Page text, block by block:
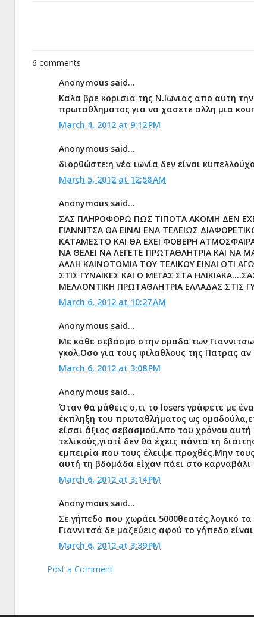
6 comments
Anonymous said...
Καλα βρε κορισια της Ν.Ιωνιας απο αυτη
πρωταθληματος για να χασετε αλλη μια
March 4, 2012 at 9:12 PM
Anonymous said...
διορθώστε:η νέα ιωνία δεν είναι
March 5, 2012 at 12:58 AM
Anonymous said...
ΣΑΣ ΠΛΗΡΟΦΟΡΩ ΠΩΣ ΤΙΠΟΤΑ ΑΚΟΜΗ ΔΕΝ
ΓΙΑΝΝΙΤΣΑ ΘΑ ΕΙΝΑΙ ΕΝΑ ΤΕΛΕΙΩΣ
ΚΑΤΑΜΕΣΤΟ ΚΑΙ ΘΑ ΕΧΕΙ ΦΟΒΕΡΗ
ΝΑ ΘΕΛΕΙ ΝΑ ΛΕΓΕΤΕ ΠΡΩΤΑΘΛΗΤΡΙΑ ΚΑΙ ΝΑ
ΑΛΛΗ ΚΑΙΝΟΤΟΜΙΑ ΤΟΥ ΤΕΛΙΚΟΥ ΕΙΝΑΙ ΟΤΙ
ΣΤΙΣ ΓΥΝΑΙΚΕΣ ΚΑΙ Ο ΜΕΓΑΣ ΣΤΑ
ΜΕΛΛΟΝΤΙΚΗ ΠΡΩΤΑΘΛΗΤΡΙΑ ΕΛΛΑΔΑΣ ΣΤΙΣ
March 6, 2012 at 10:27 AM
Anonymous said...
Με καθε σεβασμο στην ομαδα των
γκολ.Οσο για τους φιλαθλους της Πατρας αν
March 6, 2012 at 3:08 PM
Anonymous said...
Όταν θα μάθεις ο,τι το losers γράφετε με
έκπληξη του πρωταθλήματος ως
είσαι άξιος σεβασμού.Απο του χρόνου
τελικούς,γιατί δεν θα έχεις πάντα τη
εμπειρία που τους έλειψε προχθές.Μην
αυτή τη βδομάδα είχαν πάει στο καρναβάλι
March 6, 2012 at 3:14 PM
Anonymous said...
Σε γήπεδο που χωράει 5000θεατές,λογικό
Γιαννιτσά δε μαζεύεις αφού το γήπεδο
March 6, 2012 at 3:39 PM
Post a Comment